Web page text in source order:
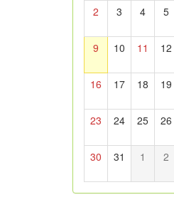
2 3 4 5
9 10 11 12
16 17 18 19
23 24 25 26
30 31 1 2